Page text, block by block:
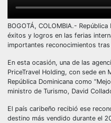
BOGOTÁ, COLOMBIA.-
éxitos y logros en las ferias
importantes reconocimientos
En esta ocasión, una de las
PriceTravel Holding, con sede en
República Dominicana como
ministro de Turismo, David
El país caribeño recibió ese
destino más vendido durante el